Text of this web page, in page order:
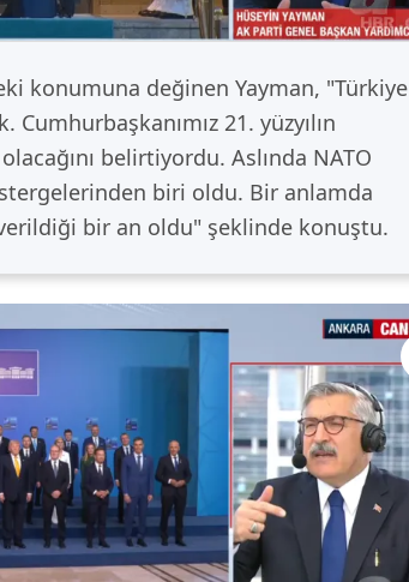
konumuna değinen Yayman, "Türkiye
Cumhurbaşkanımız 21. yüzyılın
belirtiyordu. Aslında NATO
biri oldu. Bir anlamda
verildiği bir an oldu" şeklinde konuştu.